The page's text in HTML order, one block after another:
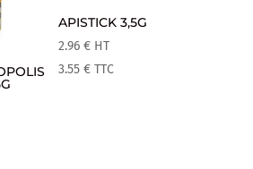
APISTICK 3,5G
2.96€ HT
3.55€ TTC